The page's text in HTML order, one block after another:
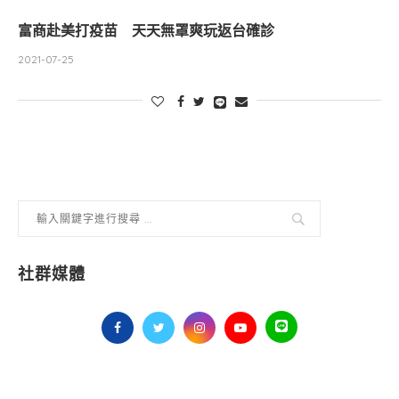
富商赴美打疫苗 天天無罩爽玩返台確診
2021-07-25
社群媒體